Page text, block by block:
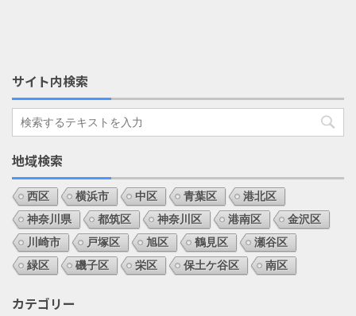
サイト内検索
地域検索
西区 横浜市 中区 青葉区
港北区
神奈川県
都筑区 神奈川区 港南区
金沢区
川崎市
戸塚区 旭区 鶴見区
瀬谷区
緑区
磯子区 栄区 保土ケ谷区 南区
カテゴリー